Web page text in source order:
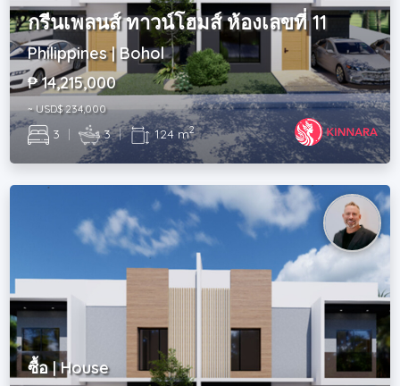
กรีนเพลนส์ ทาวน์โฮมส์ ห้องเลขที่ 11
Philippines | Bohol
₱ 14,215,000
~ USD$ 234,000
3 | 3 | 124 m2
ซื้อ | House